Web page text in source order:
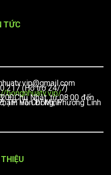
TỨC
217 (Hỗ trợ 24/7)
bongnhuatv.vip/
Nhật, từ 08:00 đến 23:00
Tây, TP. Thủ Đức, TP. Hồ Chí Minh